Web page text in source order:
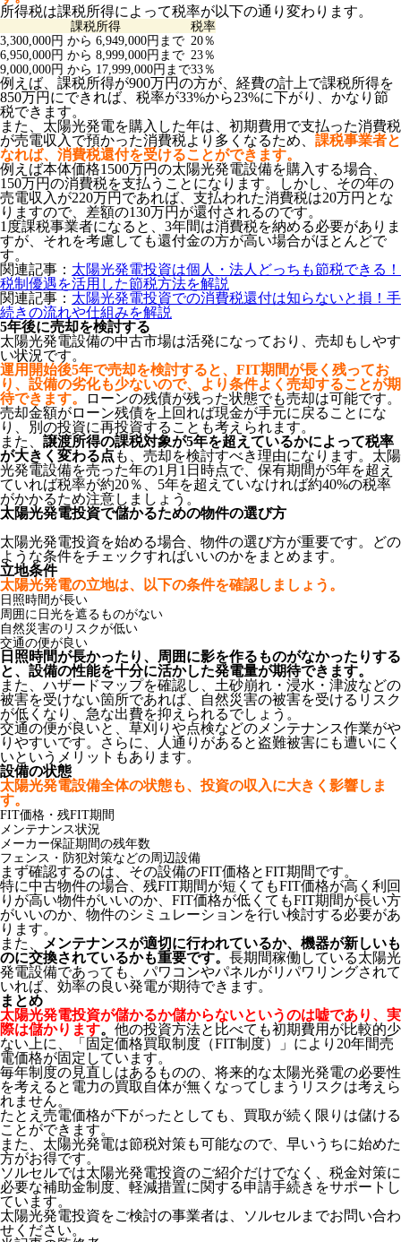
所得税は課税所得によって税率が以下の通り変わります。
課税所得
税率
3,300,000円 から 6,949,000円まで 20％
6,950,000円 から 8,999,000円まで 23％
9,000,000円 から 17,999,000円まで33％
例えば、課税所得が900万円の方が、経費の計上で課税所得を
850万円にできれば、税率が33%から23%に下がり、かなり節
税できます。
また、太陽光発電を購入した年は、初期費用で支払った消費税
が売電収入で預かった消費税より多くなるため、 課税事業者と
なれば、消費税還付を受けることができます。
例えば本体価格1500万円の太陽光発電設備を購入する場合、
150万円の消費税を支払うことになります。しかし、その年の
売電収入が220万円であれば、支払われた消費税は20万円とな
りますので、差額の130万円が還付されるのです。
1度課税事業者になると、3年間は消費税を納める必要がありま
すが、それを考慮しても還付金の方が高い場合がほとんどで
す。
関連記事： 太陽光発電投資は個人・法人どっちも節税できる！
税制優遇を活用した節税方法を解説
関連記事： 太陽光発電投資での消費税還付は知らないと損！手
続きの流れや仕組みを解説
5年後に売却を検討する
太陽光発電設備の中古市場は活発になっており、売却もしやす
い状況です。
運用開始後5年で売却を検討すると、FIT期間が長く残ってお
り、設備の劣化も少ないので、より条件よく売却することが期
待できます。
ローンの残債が残った状態でも売却は可能です。
売却金額がローン残債を上回れば現金が手元に戻ることにな
り、別の投資に再投資することも考えられます。
また、 譲渡所得の課税対象が5年を超えているかによって税率
が大きく変わる点 も、売却を検討すべき理由になります。太陽
光発電設備を売った年の1月1日時点で、保有期間が5年を超え
ていれば税率が約20％、5年を超えていなければ約40%の税率
がかかるため注意しましょう。
太陽光発電投資で儲かるための物件の選び方
太陽光発電投資を始める場合、物件の選び方が重要です。どの
ような条件をチェックすればいいのかをまとめます。
立地条件
太陽光発電の立地は、以下の条件を確認しましょう。
日照時間が長い
周囲に日光を遮るものがない
自然災害のリスクが低い
交通の便が良い
日照時間が長かったり、周囲に影を作るものがなかったりする
と、設備の性能を十分に活かした発電量が期待できます。
また、ハザードマップを確認し、土砂崩れ・浸水・津波などの
被害を受けない箇所であれば、自然災害の被害を受けるリスク
が低くなり、急な出費を抑えられるでしょう。
交通の便が良いと、草刈りや点検などのメンテナンス作業がや
りやすいです。さらに、人通りがあると盗難被害にも遭いにく
いというメリットもあります。
設備の状態
太陽光発電設備全体の状態も、投資の収入に大きく影響しま
す。
FIT価格・残FIT期間
メンテナンス状況
メーカー保証期間の残年数
フェンス・防犯対策などの周辺設備
まず確認するのは、その設備のFIT価格とFIT期間です。
特に中古物件の場合、残FIT期間が短くてもFIT価格が高く利回
りが高い物件がいいのか、FIT価格が低くてもFIT期間が長い方
がいいのか、物件のシミュレーションを行い検討する必要があ
ります。
また、
メンテナンスが適切に行われているか、機器が新しいも
のに交換されているかも重要です。 長期間稼働している太陽光
発電設備であっても、パワコンやパネルがリパワリングされて
いれば、効率の良い発電が期待できます。
まとめ
太陽光発電投資が儲かるか儲からないというのは嘘であり、実
際は儲かります。 他の投資方法と比べても初期費用が比較的少
ない上に、「固定価格買取制度（FIT制度）」により20年間売
電価格が固定しています。
毎年制度の見直しはあるものの、将来的な太陽光発電の必要性
を考えると電力の買取自体が無くなってしまうリスクは考えら
れません。
たとえ売電価格が下がったとしても、買取が続く限りは儲ける
ことができます。
また、太陽光発電は節税対策も可能なので、早いうちに始めた
方がお得です。
ソルセルでは太陽光発電投資のご紹介だけでなく、税金対策に
必要な補助金制度、軽減措置に関する申請手続きをサポートし
ています。
太陽光発電投資をご検討の事業者は、ソルセルまでお問い合わ
せください。